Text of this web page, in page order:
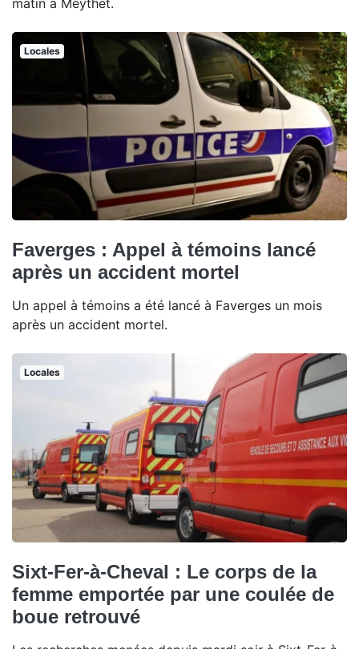
matin à Meythet.
Locales
Faverges : Appel à témoins lancé
après un accident mortel
Un appel à témoins a été lancé à Faverges un mois
après un accident mortel.
Locales
Sixt-Fer-à-Cheval : Le corps de la
femme emportée par une coulée de
boue retrouvé